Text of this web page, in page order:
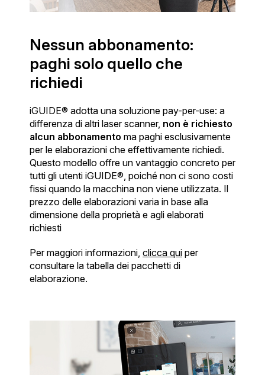
Nessun abbonamento:
paghi solo quello che
richiedi
iGUIDE® adotta una soluzione pay-per-use: a
differenza di altri laser scanner, non è richiesto
alcun abbonamento ma paghi esclusivamente
per le elaborazioni che effettivamente richiedi.
Questo modello offre un vantaggio concreto per
tutti gli utenti iGUIDE®, poiché non ci sono costi
fissi quando la macchina non viene utilizzata. Il
prezzo delle elaborazioni varia in base alla
dimensione della proprietà e agli elaborati
richiesti
Per maggiori informazioni, clicca qui per
consultare la tabella dei pacchetti di
elaborazione.